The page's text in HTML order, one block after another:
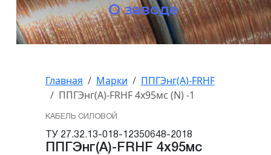
О заводе
Главная Марки
ППГЭнг(А)-FRHF
ППГЭнг(А)-FRHF 4х95мс (N) -1
КАБЕЛЬ СИЛОВОЙ
ТУ 27.32.13-018-12350648-2018
ППГЭнг(А)-FRHF 4х95мс